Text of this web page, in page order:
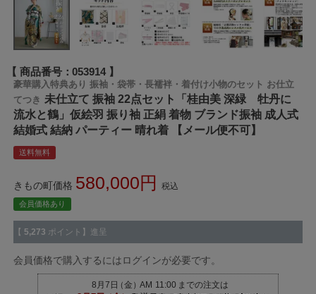
商品番号 053914
豪華購入特典あり 振袖・袋帯・長襦袢・着付け小物のセット お仕立
てつき 未仕立て 振袖 22点セット「桂由美 深緑 牡丹に
流水と鶴」仮絵羽 振り袖 正絹 着物 ブランド振袖 成人式
結婚式 結納 パーティー 晴れ着 【メール便不可】
送料無料
きもの町価格 580,000 税込
会員価格あり
【 5,273 ポイント】進呈
会員価格で購入するにはログインが必要です。